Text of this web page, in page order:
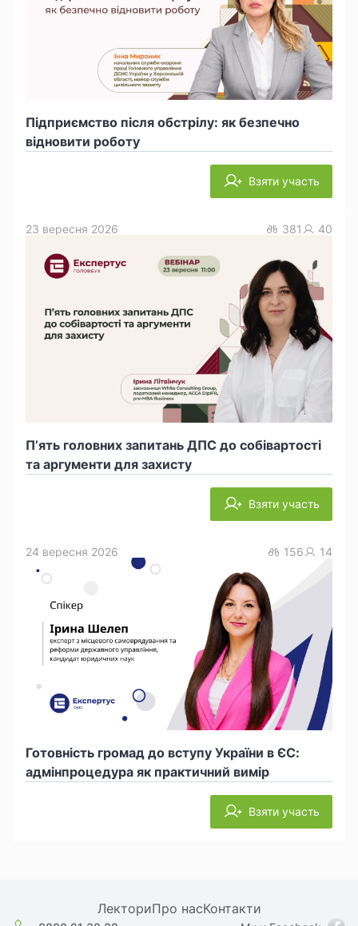
Підприємство після обстрілу: як безпечно
відновити роботу
Взяти участь
П’ять головних запитань ДПС до собівартості
та аргументи для захисту
23 вересня 2026 381 40
Взяти участь
Готовність громад до вступу України в ЄС:
адмінпроцедура як практичний вимір
24 вересня 2026 156 14
Взяти участь
ЛекториПро насКонтакти